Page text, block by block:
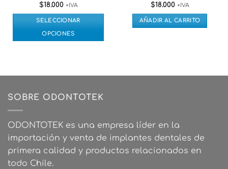
$18.000 +IVA
SELECCIONAR
OPCIONES
múltiples
Las
se
elegir
en
$18.000 +IVA
AÑADIR AL CARRITO
SOBRE ODONTOTEK
ODONTOTEK es una empresa líder en la
importación y venta de implantes dentales de
primera calidad y productos relacionados en
todo Chile.